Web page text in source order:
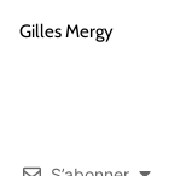
Gilles Mergy